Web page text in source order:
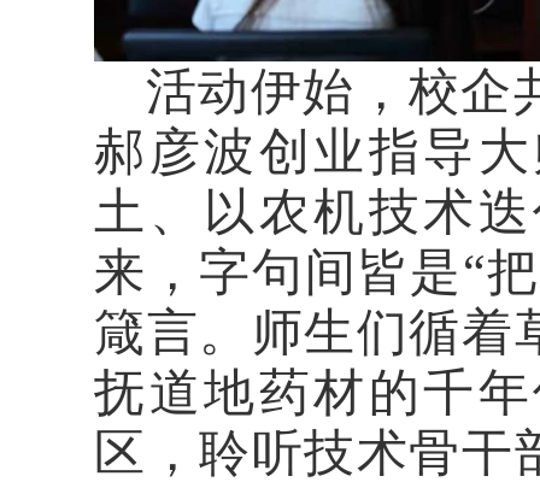
活动伊始，校企
郝彦波创业指导
土、以农机技术
来，字句间皆是“
箴言。师生们循着
抚道地药材的千
区，聆听技术骨干